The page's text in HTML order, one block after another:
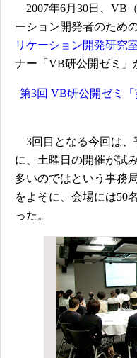
2007年6月30日、VB
ーション開発者のため
リケーション開発研究室
ナー「VB研公開ゼミ」
第3回 VB研公開ゼミ
3回目となる今回は、
に、土曜日の開催が試
多いのではという事務
をよそに、会場には50
った。